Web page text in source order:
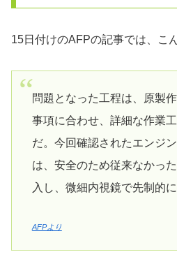
15日付けのAFPの記事では、こ
問題となった工程は、原製
事項に合わせ、詳細な作業
だ。今回確認されたエンジ
は、安全のため従来なかっ
入し、微細内視鏡で先制的
AFPより